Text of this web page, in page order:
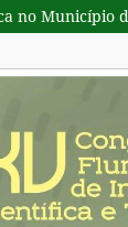
no Município